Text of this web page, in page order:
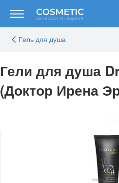
Гeль для душа
Гели для душа
(Доктор Ирена